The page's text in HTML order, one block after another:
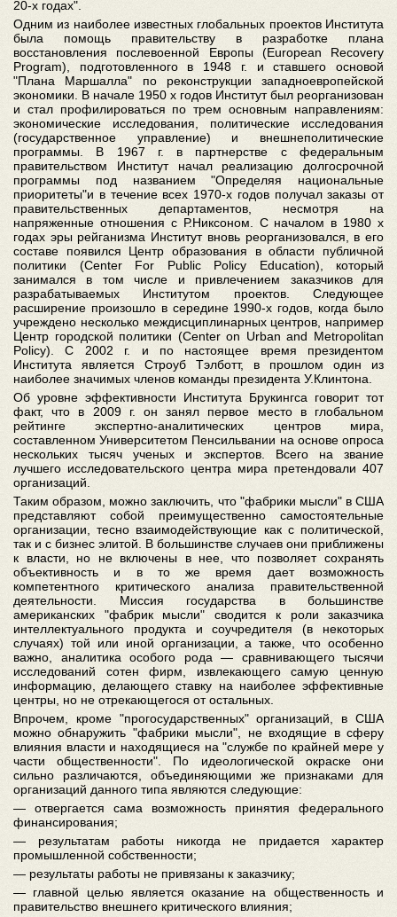
20-х годах".
Одним из наиболее известных глобальных проектов Института
была помощь правительству в разработке плана
восстановления послевоенной Европы (European Recovery
Program), подготовленного в 1948 г. и ставшего основой
"Плана Маршалла" по реконструкции западноевропейской
экономики. В начале 1950 х годов Институт был реорганизован
и стал профилироваться по трем основным направлениям:
экономические исследования, политические исследования
(государственное управление) и внешнеполитические
программы. В 1967 г. в партнерстве с федеральным
правительством Институт начал реализацию долгосрочной
программы под названием "Определяя национальные
приоритеты"и в течение всех 1970-х годов получал заказы от
правительственных департаментов, несмотря на
напряженные отношения с Р.Никсоном. С началом в 1980 х
годах эры рейганизма Институт вновь реорганизовался, в его
составе появился Центр образования в области публичной
политики (Center For Public Policy Education), который
занимался в том числе и привлечением заказчиков для
разрабатываемых Институтом проектов. Следующее
расширение произошло в середине 1990-х годов, когда было
учреждено несколько междисциплинарных центров, например
Центр городской политики (Center on Urban and Metropolitan
Policy). С 2002 г. и по настоящее время президентом
Института является Строуб Тэлботт, в прошлом один из
наиболее значимых членов команды президента У.Клинтона.
Об уровне эффективности Института Брукингса говорит тот
факт, что в 2009 г. он занял первое место в глобальном
рейтинге экспертно-аналитических центров мира,
составленном Университетом Пенсильвании на основе опроса
нескольких тысяч ученых и экспертов. Всего на звание
лучшего исследовательского центра мира претендовали 407
организаций.
Таким образом, можно заключить, что "фабрики мысли" в США
представляют собой преимущественно самостоятельные
организации, тесно взаимодействующие как с политической,
так и с бизнес элитой. В большинстве случаев они приближены
к власти, но не включены в нее, что позволяет сохранять
объективность и в то же время дает возможность
компетентного критического анализа правительственной
деятельности. Миссия государства в большинстве
американских "фабрик мысли" сводится к роли заказчика
интеллектуального продукта и соучредителя (в некоторых
случаях) той или иной организации, а также, что особенно
важно, аналитика особого рода — сравнивающего тысячи
исследований сотен фирм, извлекающего самую ценную
информацию, делающего ставку на наиболее эффективные
центры, но не отрекающегося от остальных.
Впрочем, кроме "прогосударственных" организаций, в США
можно обнаружить "фабрики мысли", не входящие в сферу
влияния власти и находящиеся на "службе по крайней мере у
части общественности". По идеологической окраске они
сильно различаются, объединяющими же признаками для
организаций данного типа являются следующие:
— отвергается сама возможность принятия федерального
финансирования;
— результатам работы никогда не придается характер
промышленной собственности;
— результаты работы не привязаны к заказчику;
— главной целью является оказание на общественность и
правительство внешнего критического влияния;